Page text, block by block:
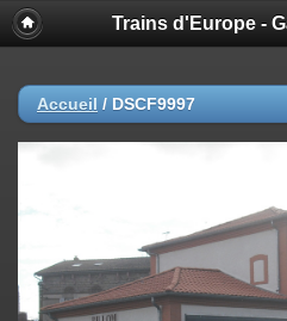
Trains d'Europe -
Accueil / DSCF9997